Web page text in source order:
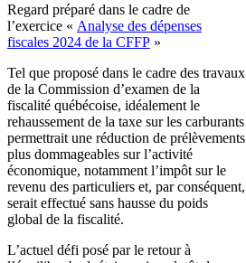
Regard préparé dans le cadre de
l’exercice « Analyse des dépenses
fiscales 2024 de la CFFP »
Tel que proposé dans le cadre des travaux
de la Commission d’examen de la
fiscalité québécoise, idéalement le
rehaussement de la taxe sur les carburants
permettrait une réduction de prélèvements
plus dommageables sur l’activité
économique, notamment l’impôt sur le
revenu des particuliers et, par conséquent,
serait effectué sans hausse du poids
global de la fiscalité.
L’actuel défi posé par le retour à